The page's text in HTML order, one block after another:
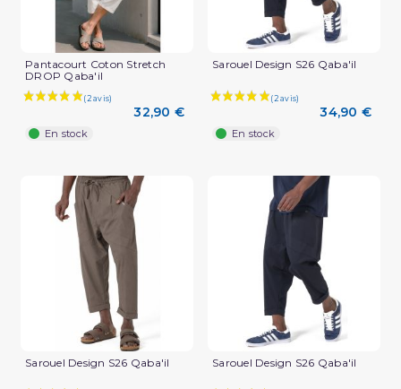
Pantacourt Coton Stretch
DROP Qaba'il
32,90 €
En stock
Sarouel Design S26 Qaba'il
34,90 €
En stock
Sarouel Design S26 Qaba'il Sarouel Design S26 Qaba'il